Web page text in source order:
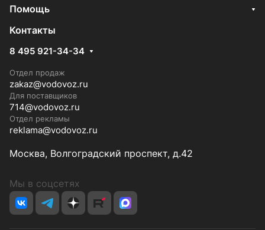
Помощь
Контакты
8 495 921-34-34
Отдел продаж
zakaz@vodovoz.ru
Для поставщиков
714@vodovoz.ru
Отдел рекламы
reklama@vodovoz.ru
Москва, Волгоградский проспект, д.42
Мы в соцсетях